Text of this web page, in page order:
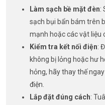
Làm sạch bề mặt đèn:
sạch bụi bẩn bám trên
mạnh hoặc các vật liệu
Kiểm tra kết nối điện:
không bị lỏng hoặc hư
hỏng, hãy thay thế
điện.
Lắp đặt đúng cách: